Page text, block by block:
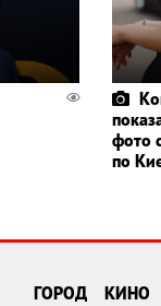
фото
по
ГОРОД КИНО